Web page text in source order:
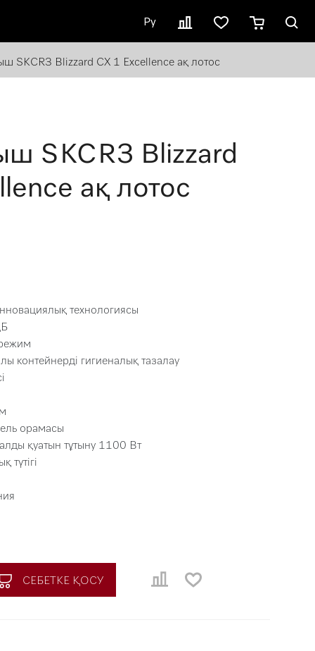
Ру
SKCR3 Blizzard CX 1 Excellence ақ лотос
SKCR3 Blizzard
ақ лотос
технологиясы
контейнерді гигиеналық тазалау
орамасы
қуатын тұтыну 1100 Вт
түтігі
СЕБЕТКЕ ҚОСУ